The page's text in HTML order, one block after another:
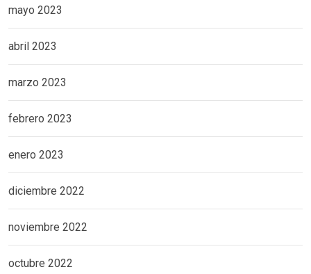
mayo 2023
abril 2023
marzo 2023
febrero 2023
enero 2023
diciembre 2022
noviembre 2022
octubre 2022